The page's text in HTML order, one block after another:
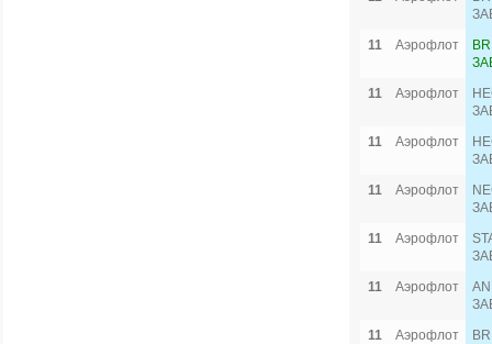
11
Аэрофлот
11
Аэрофлот
11
Аэрофлот
11
Аэрофлот
11
Аэрофлот
11
Аэрофлот
11
Аэрофлот